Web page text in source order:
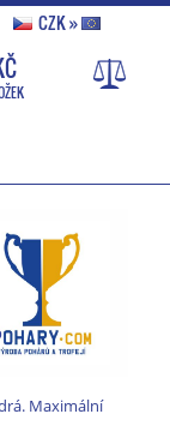
CZK»
Maximální